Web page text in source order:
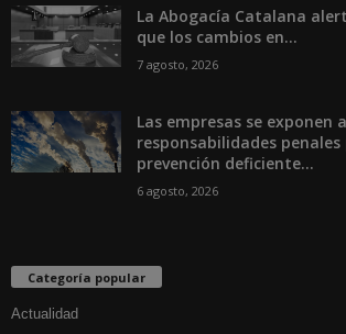
La Abogacía Catalana
que los cambios en...
7 agosto, 2026
Las empresas se exponen a
responsabilidades penales
prevención deficiente...
6 agosto, 2026
Categoría popular
Actualidad